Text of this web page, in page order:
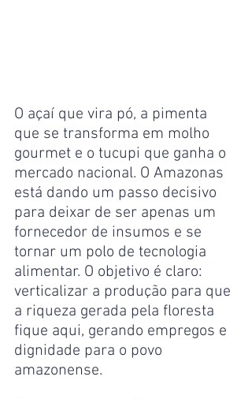
O açaí que vira pó, a pimenta
que se transforma em molho
gourmet e o tucupi que ganha o
mercado nacional. O Amazonas
está dando um passo decisivo
para deixar de ser apenas um
fornecedor de insumos e se
tornar um polo de tecnologia
alimentar. O objetivo é claro:
verticalizar a produção para que
a riqueza gerada pela floresta
fique aqui, gerando empregos e
dignidade para o povo
amazonense.